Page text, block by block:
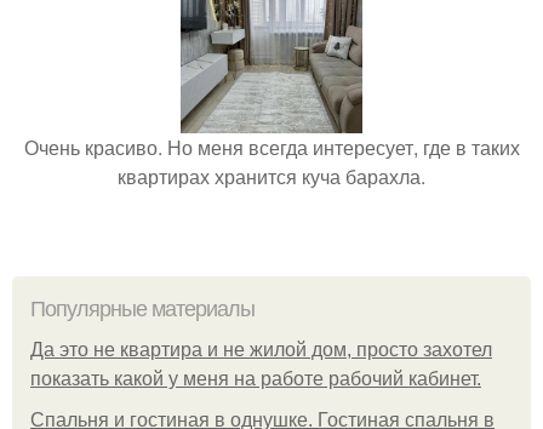
Очень красиво. Но меня всегда интересует, где в таких
квартирах хранится куча барахла.
Популярные материалы
Да это не квартира и не жилой дом, просто захотел
показать какой у меня на работе рабочий кабинет.
Спальня и гостиная в однушке. Гостиная спальня в